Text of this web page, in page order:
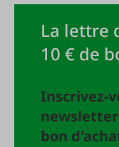
La lettre
10 € de
Inscrivez-
newsletter
bon